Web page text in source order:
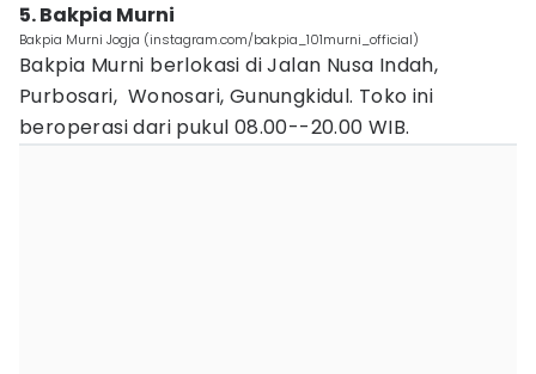
5. Bakpia Murni
Bakpia Murni Jogja (instagram.com/bakpia_101murni_official)
Bakpia Murni berlokasi di Jalan Nusa Indah,
Purbosari, Wonosari, Gunungkidul. Toko ini
beroperasi dari pukul 08.00--20.00 WIB.